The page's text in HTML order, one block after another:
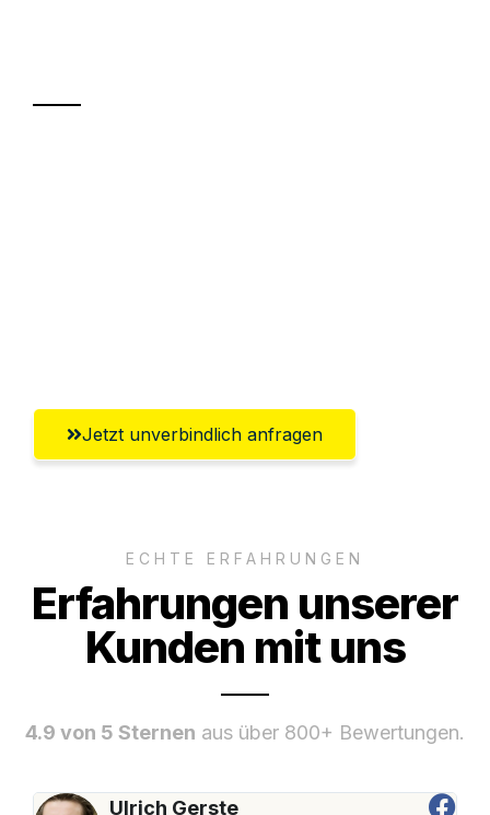
Jetzt unverbindlich anfragen
ECHTE ERFAHRUNGEN
Erfahrungen unserer
Kunden mit uns
4.9 von 5 Sternen aus über 800+ Bewertungen.
Ulrich Gerste